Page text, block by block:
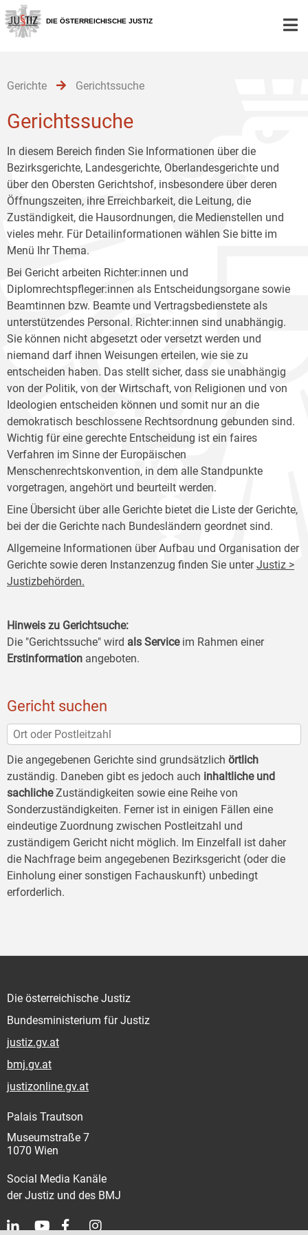
Zur
Hauptnavigation
[1]
Zum
Inhalt
[2]
Zum
Untermenü
[3]
DIE ÖSTERREICHISCHE JUSTIZ
Gerichte Gerichtssuche
Gerichtssuche
In diesem Bereich finden Sie Informationen über die
Bezirksgerichte, Landesgerichte, Oberlandesgerichte und
über den Obersten Gerichtshof, insbesondere über deren
Öffnungszeiten, ihre Erreichbarkeit, die Leitung, die
Zuständigkeit, die Hausordnungen, die Medienstellen und
vieles mehr. Für Detailinformationen wählen Sie bitte im
Menü Ihr Thema.
Bei Gericht arbeiten Richter:innen und
Diplomrechtspfleger:innen als Entscheidungsorgane sowie
Beamtinnen bzw. Beamte und Vertragsbedienstete als
unterstützendes Personal. Richter:innen sind unabhängig.
Sie können nicht abgesetzt oder versetzt werden und
niemand darf ihnen Weisungen erteilen, wie sie zu
entscheiden haben. Das stellt sicher, dass sie unabhängig
von der Politik, von der Wirtschaft, von Religionen und von
Ideologien entscheiden können und somit nur an die
demokratisch beschlossene Rechtsordnung gebunden sind.
Wichtig für eine gerechte Entscheidung ist ein faires
Verfahren im Sinne der Europäischen
Menschenrechtskonvention, in dem alle Standpunkte
vorgetragen, angehört und beurteilt werden.
Eine Übersicht über alle Gerichte bietet die Liste der Gerichte,
bei der die Gerichte nach Bundesländern geordnet sind.
Allgemeine Informationen über Aufbau und Organisation der
Gerichte sowie deren Instanzenzug finden Sie unterJustiz >
Justizbehörden.
Hinweis zu Gerichtsuche:
Die "Gerichtssuche" wird als Serviceim Rahmen einer
Erstinformation angeboten.
Gericht suchen
Die angegebenen Gerichte sind grundsätzlich örtlich
zuständig. Daneben gibt es jedoch auch inhaltliche und
sachlicheZuständigkeiten sowie eine Reihe von
Sonderzuständigkeiten. Ferner ist in einigen Fällen eine
eindeutige Zuordnung zwischen Postleitzahl und
zuständigem Gericht nicht möglich. Im Einzelfall ist daher
die Nachfrage beim angegebenen Bezirksgericht (oder die
Einholung einer sonstigen Fachauskunft) unbedingt
erforderlich.
Die österreichische Justiz
Bundesministerium für Justiz
justiz.gv.at
bmj.gv.at
justizonline.gv.at
Palais Trautson
Museumstraße 7
1070 Wien
Social Media Kanäle
der Justiz und des BMJ